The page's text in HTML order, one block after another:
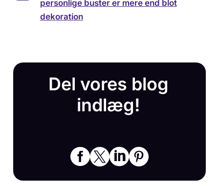
personlige buster er mere end blot
dekoration
Del vores blog
indlæg!